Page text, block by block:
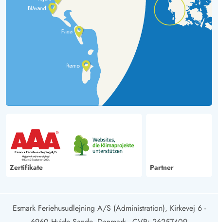
Zertifikate Partner
Esmark Feriehusudlejning A/S (Administration), Kirkevej 6 -